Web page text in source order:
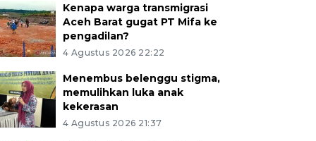
Kenapa warga transmigrasi
Aceh Barat gugat PT Mifa ke
pengadilan?
4 Agustus 2026 22:22
Menembus belenggu stigma,
memulihkan luka anak
kekerasan
4 Agustus 2026 21:37